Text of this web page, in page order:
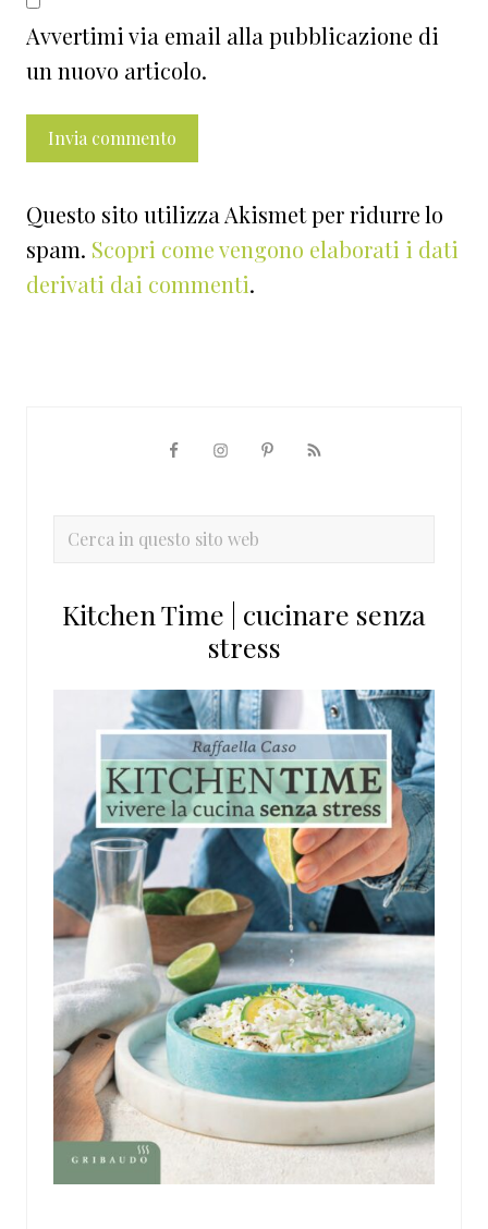
Avvertimi via email alla pubblicazione di
un nuovo articolo.
Questo sito utilizza Akismet per ridurre lo
spam. Scopri come vengono elaborati i dati
derivati dai commenti.
primaria
Cerca
sito
Kitchen Time | cucinare senza
stress